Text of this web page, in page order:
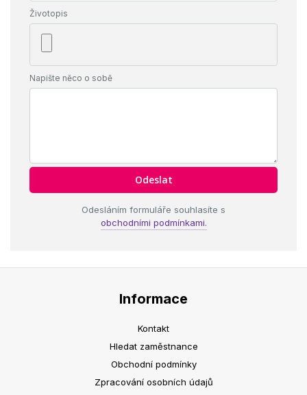
Životopis
Napište něco o sobě
Odesláním formuláře souhlasíte s
obchodními podmínkami.
Informace
Kontakt
Hledat zaměstnance
Obchodní podmínky
Zpracování osobních údajů